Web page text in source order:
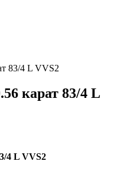
83/4 L VVS2
карат 83/4 L
4 L VVS2